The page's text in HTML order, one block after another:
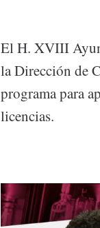
El H. XVIII
la Dirección de
programa para
licencias.